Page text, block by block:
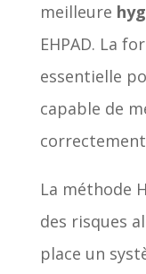
meilleure
EHPAD. La
essentielle
capable de
correctement
La méthode
des risques
place un